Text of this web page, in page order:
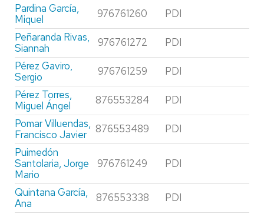
Pardina García,
Miquel
976761260
PDI
Peñaranda Rivas,
Siannah
976761272
PDI
Pérez Gaviro,
Sergio
976761259
PDI
Pérez Torres,
Miguel Ángel
876553284
PDI
Pomar Villuendas,
Francisco Javier
876553489
PDI
Puimedón
Santolaria, Jorge
Mario
976761249 PDI
Quintana García,
Ana
876553338
PDI